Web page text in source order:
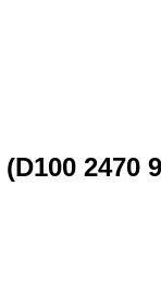
2470